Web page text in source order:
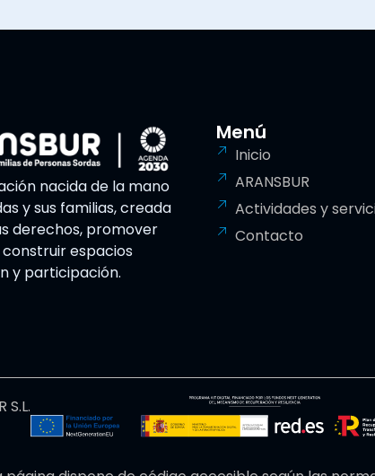
nacida de la mano
y sus familias, creada
derechos, promover
espacios
y participación.
Menú
Inicio
ARANSBUR
Actividades y
Contacto
S.L.